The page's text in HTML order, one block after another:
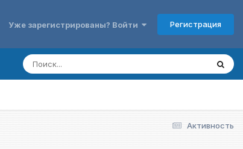
Уже зарегистрированы? Войти Регистрация
Активность